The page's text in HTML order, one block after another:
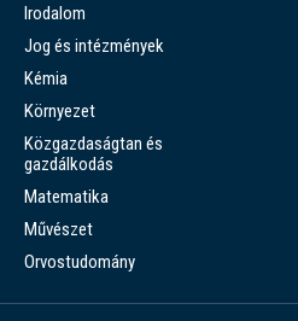
Irodalom
Jog és intézmények
Kémia
Környezet
Közgazdaságtan és
gazdálkodás
Matematika
Művészet
Orvostudomány